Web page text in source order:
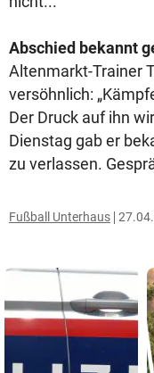
Abschied bekannt
Altenmarkt-Trainer
versöhnlich:
Der Druck auf ihn
Dienstag gab er
zu verlassen.
Fußball Unterhaus